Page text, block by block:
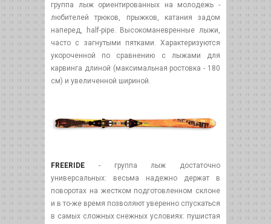
группа лыж ориентированных на молодежь -
любителей трюков, прыжков, катания задом
наперед, half-pipe. Высокоманевренные лыжи,
часто с загнутыми пятками. Характеризуются
укороченной по сравнению с лыжами для
карвинга длиной (максимальная ростовка - 180
см) и увеличенной шириной.
FREERIDE - группа лыж достаточно
универсальных: весьма надежно держат в
поворотах на жестком подготовленном склоне
и в то-же время позволяют уверенно спускаться
в самых сложных снежных условиях: пушистая